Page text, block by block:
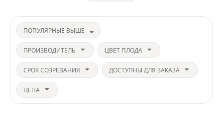
ПРОИЗВОДИТЕЛЬ ЦВЕТ ПЛОДА
СРОК СОЗРЕВАНИЯ ДОСТУПНЫ ДЛЯ ЗАКАЗА
ЦЕНА
ПОПУЛЯРНЫЕ ВЫШЕ